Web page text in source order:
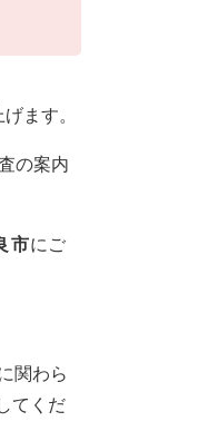
ます。
の案内
市にご
関わら
てくだ